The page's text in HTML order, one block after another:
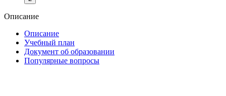
Описание
Описание
Учебный план
Документ об образовании
Популярные вопросы